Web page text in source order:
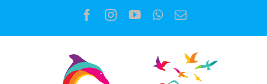
o
Facebook
Instagram
YouTubeWhatsApp
E-